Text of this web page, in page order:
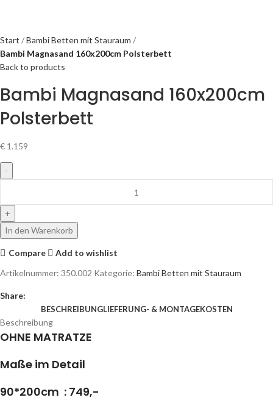
Start
Bambi Betten mit Stauraum
Bambi Magnasand 160x200cm Polsterbett
Back to products
Bambi Magnasand 160x200cm
Polsterbett
€ 1.159
In den Warenkorb
Compare
Add to wishlist
Artikelnummer: 350.002 Kategorie: Bambi Betten mit Stauraum
Share:
BESCHREIBUNGLIEFERUNG- & MONTAGEKOSTEN
Beschreibung
OHNE MATRATZE
Maße im Detail
90*200cm : 749,-